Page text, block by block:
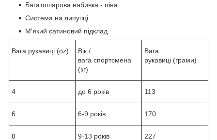
Багатошарова набивка - піна
Система на липучці
М'який сатиновий підклад
Вага рукавиці (oz)
Вік /
вага спортсмена
(кг)
Вага
рукавиці (грами)
4 до 6 років 113
6 6-9 років 170
8 9-13 років 227